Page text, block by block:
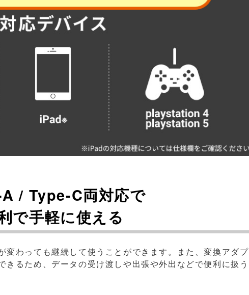
/ Type-C両対応で
で手軽に使える
変わっても継続して使うことができます。また、変換アダプ
きるため、データの受け渡しや出張や外出などで便利に扱う